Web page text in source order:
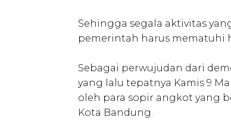
Sehingga segala aktivitas
pemerintah harus mematuhi
Sebagai perwujudan dari
yang lalu tepatnya Kamis 9
oleh para sopir angkot yang
Kota Bandung.